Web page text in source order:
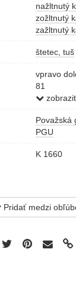
nažltnutý
zožltnutý
zažltnutý
štetec, tuš
vpravo
81
tušom
Považská
PGU
K 1660
Pridať medzi